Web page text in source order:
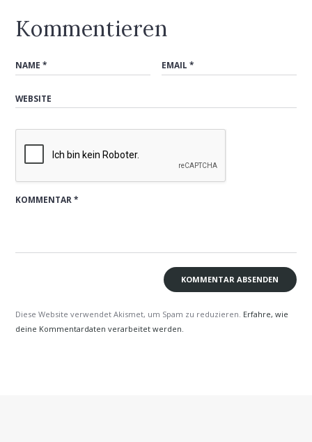
Kommentieren
Diese Website verwendet Akismet, um Spam zu reduzieren. Erfahre, wie
deine Kommentardaten verarbeitet werden.